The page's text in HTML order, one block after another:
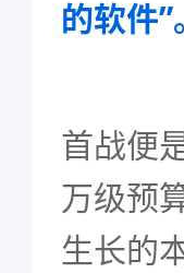
的软件”。
首战便
万级预
生长的